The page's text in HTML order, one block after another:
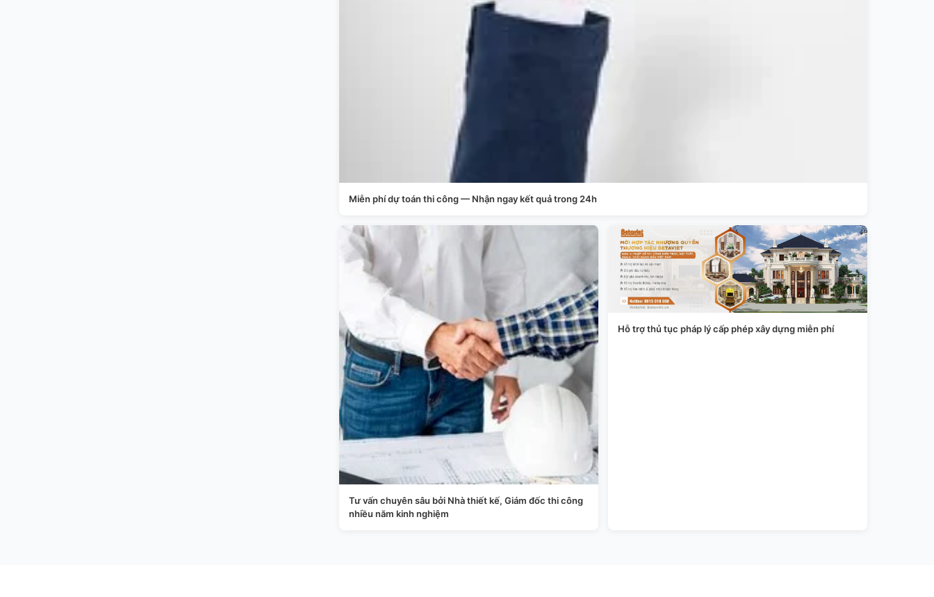
Miễn phí dự toán thi công — Nhận ngay kết quả trong 24h
Tư vấn chuyên sâu bởi Nhà thiết kế, Giám đốc thi công
nhiều năm kinh nghiệm
Hỗ trợ thủ tục pháp lý cấp phép xây dựng miễn phí